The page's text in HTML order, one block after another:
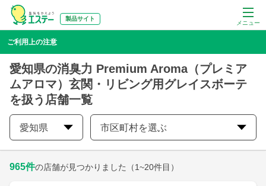
メニュー
製品サイト
ご利用上の注意
愛知県の消臭力 Premium Aroma（プレミア
ムアロマ）玄関・リビング用グレイスボーテ
を扱う店舗一覧
愛知県 市区町村を選ぶ
965件の店舗が見つかりました （1~20件目）